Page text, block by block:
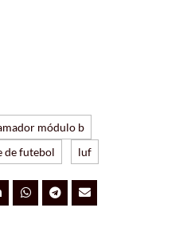
módulo b
de futebol
luf